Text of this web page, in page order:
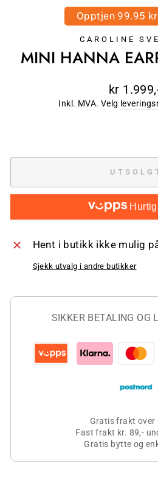
Opptjen 99.95
CAROLINE
MINI HANNA
Ordinær
pris
kr
Inkl. MVA. Velg
Hent i butikk ikke mulig
Sjekk utvalg i andre butikker
SIKKER BETALING OG
Gratis frakt over
Fast frakt kr. 89,-
Gratis bytte og